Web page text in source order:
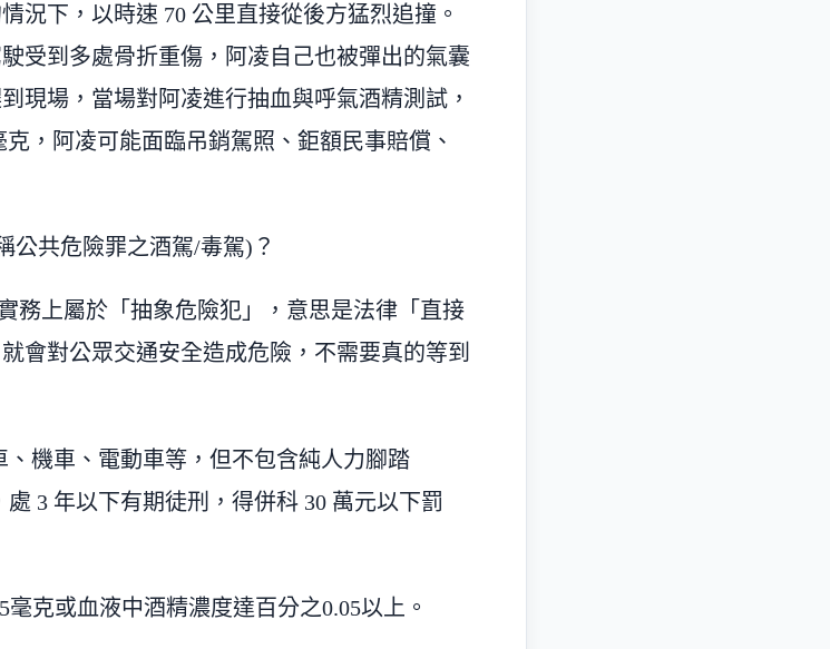
況下，以時速 70 公里直接從後方猛烈追撞。
受到多處骨折重傷，阿凌自己也被彈出的氣囊
現場，當場對阿凌進行抽血與呼氣酒精測試，
，阿凌可能面臨吊銷駕照、鉅額民事賠償、
公共危險罪之酒駕/毒駕)？
務上屬於「抽象危險犯」，意思是法律「直接
會對公眾交通安全造成危險，不需要真的等到
機車、電動車等，但不包含純人力腳踏
3 年以下有期徒刑，得併科 30 萬元以下罰
克或血液中酒精濃度達百分之0.05以上。